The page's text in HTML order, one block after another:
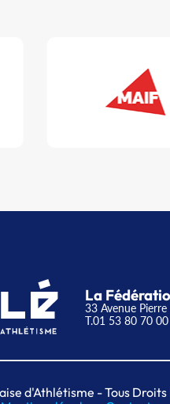
La
33 Avenue
T.01 53 80 70 00
d'Athlétisme - Tous Droits